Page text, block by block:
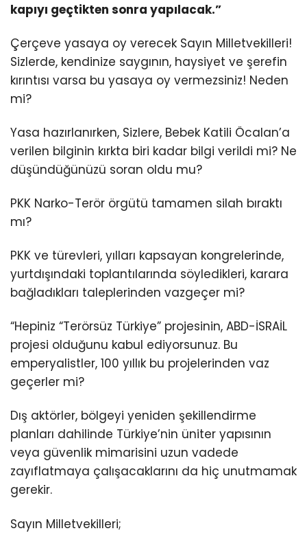
kapıyı geçtikten sonra yapılacak.”
Çerçeve yasaya oy verecek Sayın Milletvekilleri!
Sizlerde, kendinize saygının, haysiyet ve şerefin
kırıntısı varsa bu yasaya oy vermezsiniz! Neden
mi?
Yasa hazırlanırken, Sizlere, Bebek Katili Öcalan’a
verilen bilginin kırkta biri kadar bilgi verildi mi? Ne
düşündüğünüzü soran oldu mu?
PKK Narko-Terör örgütü tamamen silah bıraktı
mı?
PKK ve türevleri, yılları kapsayan kongrelerinde,
yurtdışındaki toplantılarında söyledikleri, karara
bağladıkları taleplerinden vazgeçer mi?
“Hepiniz “Terörsüz Türkiye” projesinin, ABD-İSRAİL
projesi olduğunu kabul ediyorsunuz. Bu
emperyalistler, 100 yıllık bu projelerinden vaz
geçerler mi?
Dış aktörler, bölgeyi yeniden şekillendirme
planları dahilinde Türkiye’nin üniter yapısının
veya güvenlik mimarisini uzun vadede
zayıflatmaya çalışacaklarını da hiç unutmamak
gerekir.
Sayın Milletvekilleri;